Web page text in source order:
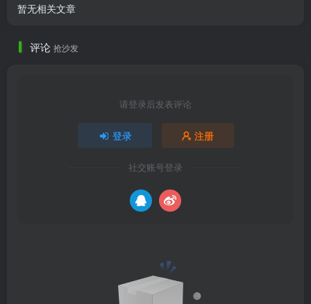
暂无相关文章
评论 抢沙发
请登录后发表评论
登录 注册
社交账号登录